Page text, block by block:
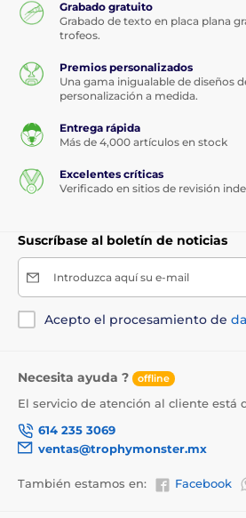
Grabado gratuito
Grabado de texto en placa plana
trofeos.
Premios personalizados
Una gama inigualable de diseños
personalización a medida.
Entrega rápida
Más de 4,000 artículos en stock
Excelentes críticas
Verificado en sitios de revisión
Suscríbase al boletín de noticias
Introduzca aquí su e-mail
Acepto el procesamiento de
Necesita ayuda ? offline
El servicio de atención al cliente está
614 235 3069
ventas@trophymonster.mx
También estamos en: Facebook